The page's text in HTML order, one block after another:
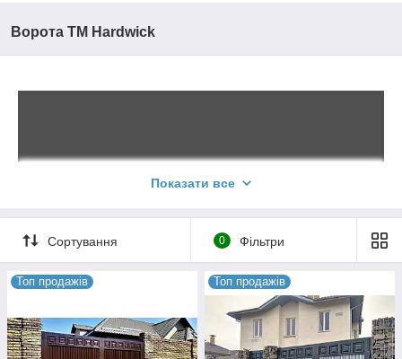
Ворота TM Hardwick
Розпашні ворота
Hardwick
Великий вибір моделей за
доступними цінами
Надаємо гарантію терміном на 60
місяців на всі ворота. Доставляємо
Показати все
Сортування 0 Фільтри
Топ продажів Топ продажів